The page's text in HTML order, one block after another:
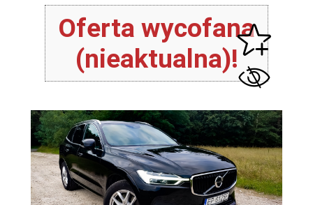
Oferta wycofana
(nieaktualna)!